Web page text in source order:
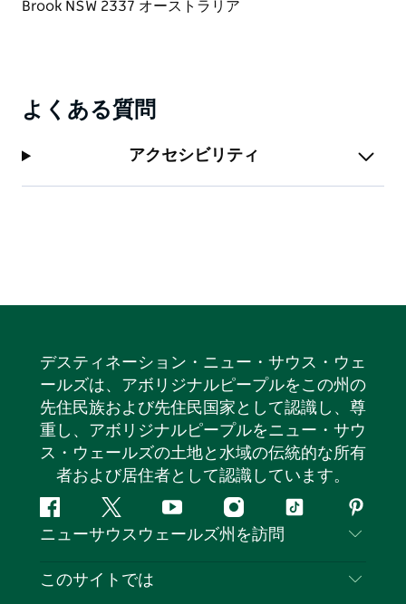
よくある質問
アクセシビリティ
デスティネーション・ニュー・サウス・ウェ
ールズは、アボリジナルピープルをこの州の
先住民族および先住民国家として認識し、尊
重し、アボリジナルピープルをニュー・サウ
ス・ウェールズの土地と水域の伝統的な所有
者および居住者として認識しています。
フ
ェ
ス
ツ
イ
タ
ユ
ー
イ
ン
テ
ピ
ン
レ
ニューサウスウェールズ州を訪問
お問い合わせ
このサイトでは